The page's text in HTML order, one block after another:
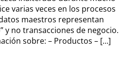
varias veces en los procesos
maestros representan
y no transacciones de negocio.
sobre: – Productos – […]